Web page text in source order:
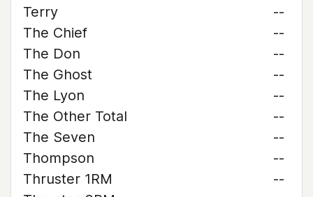
Terry
--
The Chief
--
The Don
--
The Ghost
--
The Lyon
--
The Other Total
--
The Seven
--
Thompson
--
Thruster 1RM
--